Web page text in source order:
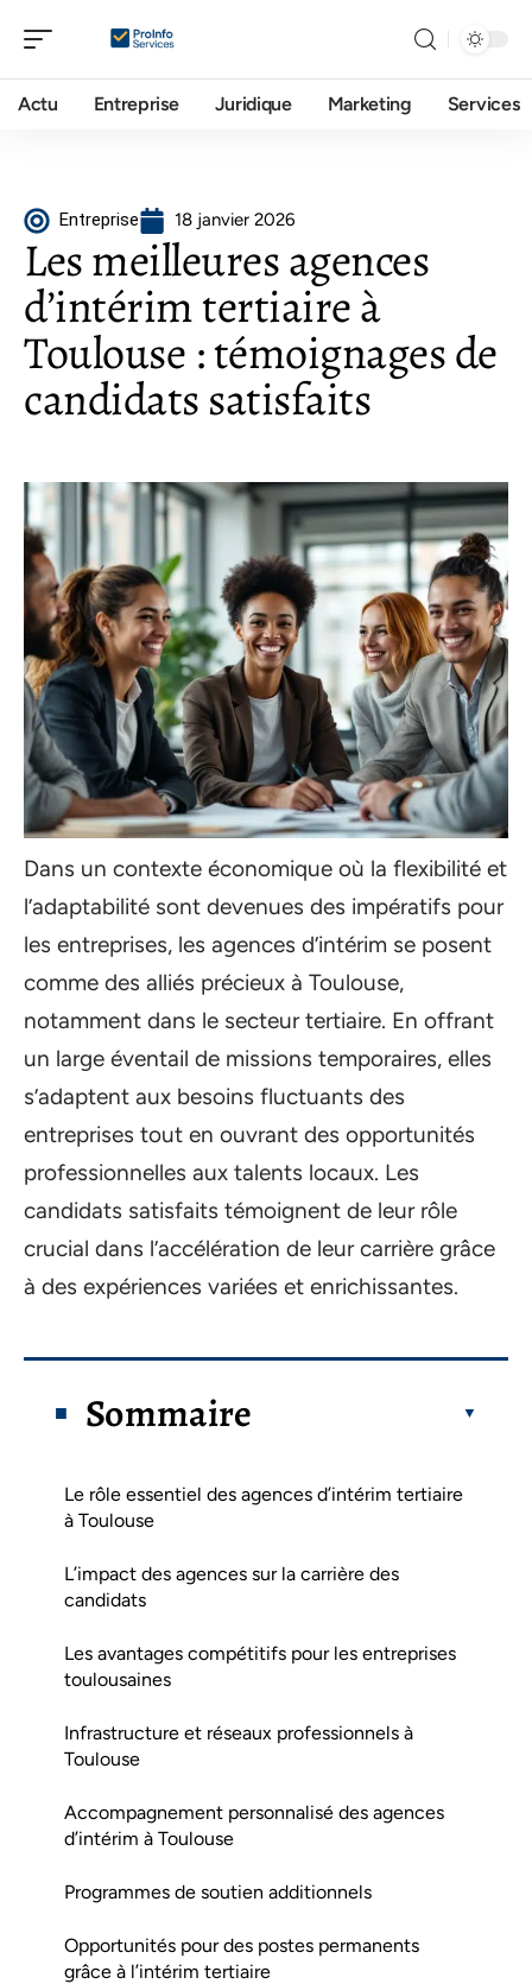
Actu Entreprise Juridique Marketing Services
Entreprise 18 janvier 2026
Les meilleures agences
d’intérim tertiaire à
Toulouse : témoignages de
candidats satisfaits
Dans un contexte économique où la flexibilité et
l’adaptabilité sont devenues des impératifs pour
les entreprises, les agences d’intérim se posent
comme des alliés précieux à Toulouse,
notamment dans le secteur tertiaire. En offrant
un large éventail de missions temporaires, elles
s’adaptent aux besoins fluctuants des
entreprises tout en ouvrant des opportunités
professionnelles aux talents locaux. Les
candidats satisfaits témoignent de leur rôle
crucial dans l’accélération de leur carrière grâce
à des expériences variées et enrichissantes.
Sommaire
Le rôle essentiel des agences d’intérim tertiaire
à Toulouse
L’impact des agences sur la carrière des
candidats
Les avantages compétitifs pour les entreprises
toulousaines
Infrastructure et réseaux professionnels à
Toulouse
Accompagnement personnalisé des agences
d’intérim à Toulouse
Programmes de soutien additionnels
Opportunités pour des postes permanents
grâce à l’intérim tertiaire